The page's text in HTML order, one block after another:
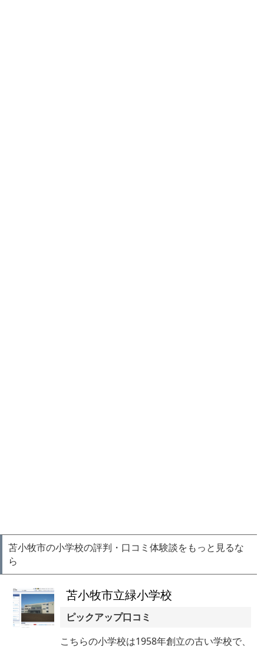
苫小牧市の小学校の評判・口コミ体験談をもっと見るな
ら
苫小牧市立緑小学校
ピックアップ口コミ
こちらの小学校は1958年創立の古い学校で、